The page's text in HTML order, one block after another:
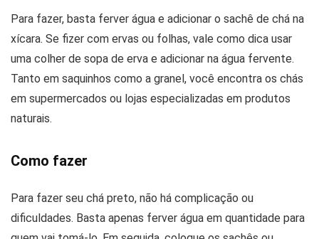
Para fazer, basta ferver água e adicionar o sachê de chá na
xícara. Se fizer com ervas ou folhas, vale como dica usar
uma colher de sopa de erva e adicionar na água fervente.
Tanto em saquinhos como a granel, você encontra os chás
em supermercados ou lojas especializadas em produtos
naturais.
Como fazer
Para fazer seu chá preto, não há complicação ou
dificuldades. Basta apenas ferver água em quantidade para